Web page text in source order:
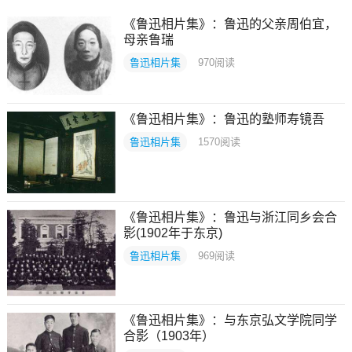
《鲁迅相片集》：鲁迅的父亲周伯宜，
母亲鲁瑞
鲁迅相片集 970阅读
《鲁迅相片集》：鲁迅的塾师寿镜吾
鲁迅相片集 1570阅读
《鲁迅相片集》：鲁迅与浙江同乡会合
影(1902年于东京)
鲁迅相片集 969阅读
《鲁迅相片集》：与东京弘文学院同学
合影（1903年）